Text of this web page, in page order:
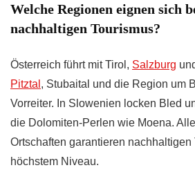
Welche Regionen eignen sich
nachhaltigen Tourismus?
Österreich führt mit Tirol, Salzburg
Pitztal , Stubaital und die Region um
Vorreiter. In Slowenien locken Bled
die Dolomiten-Perlen wie Moena.
Ortschaften garantieren nachhaltigen
höchstem Niveau.